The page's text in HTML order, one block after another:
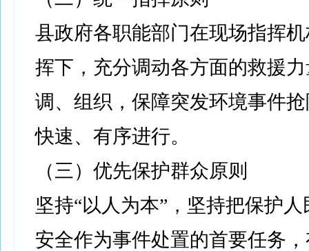
县政府各职能部门在现场指挥
挥下，充分调动各方面的救援
调、组织，保障突发环境事件
快速、有序进行。
（三）优先保护群众原则
坚持“以人为本”，坚持把保护
安全作为事件处置的首要任务